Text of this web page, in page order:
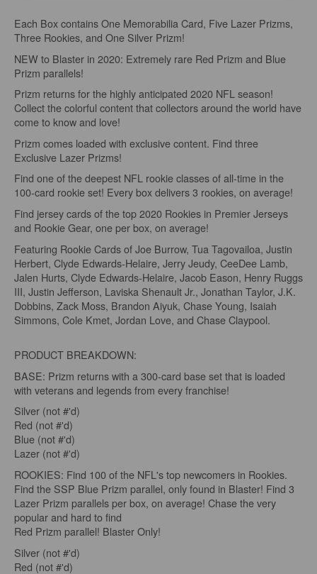
Each Box contains One Memorabilia Card, Five Lazer Prizms,
Three Rookies, and One Silver Prizm!
NEW to Blaster in 2020: Extremely rare Red Prizm and Blue
Prizm parallels!
Prizm returns for the highly anticipated 2020 NFL season!
Collect the colorful content that collectors around the world have
come to know and love!
Prizm comes loaded with exclusive content. Find three
Exclusive Lazer Prizms!
Find one of the deepest NFL rookie classes of all-time in the
100-card rookie set! Every box delivers 3 rookies, on average!
Find jersey cards of the top 2020 Rookies in Premier Jerseys
and Rookie Gear, one per box, on average!
Featuring Rookie Cards of Joe Burrow, Tua Tagovailoa, Justin
Herbert, Clyde Edwards-Helaire, Jerry Jeudy, CeeDee Lamb,
Jalen Hurts, Clyde Edwards-Helaire, Jacob Eason, Henry Ruggs
III, Justin Jefferson, Laviska Shenault Jr., Jonathan Taylor, J.K.
Dobbins, Zack Moss, Brandon Aiyuk, Chase Young, Isaiah
Simmons, Cole Kmet, Jordan Love, and Chase Claypool.
PRODUCT BREAKDOWN:
BASE: Prizm returns with a 300-card base set that is loaded
with veterans and legends from every franchise!
Silver (not #'d)
Red (not #'d)
Blue (not #'d)
Lazer (not #'d)
ROOKIES: Find 100 of the NFL's top newcomers in Rookies.
Find the SSP Blue Prizm parallel, only found in Blaster! Find 3
Lazer Prizm parallels per box, on average! Chase the very
popular and hard to find
Red Prizm parallel! Blaster Only!
Silver (not #'d)
Red (not #'d)